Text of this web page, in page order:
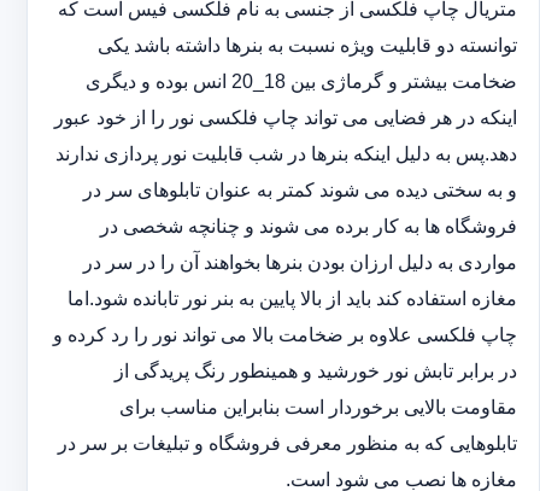
متریال چاپ فلکسی از جنسی به نام فلکسی فیس است که
توانسته دو قابلیت ویژه نسبت به بنرها داشته باشد یکی
ضخامت بیشتر و گرماژی بین 18_20 انس بوده و دیگری
اینکه در هر فضایی می تواند چاپ فلکسی نور را از خود عبور
دهد.پس به دلیل اینکه بنرها در شب قابلیت نور پردازی ندارند
و به سختی دیده می شوند کمتر به عنوان تابلوهای سر در
فروشگاه ها به کار برده می شوند و چنانچه شخصی در
مواردی به دلیل ارزان بودن بنرها بخواهند آن را در سر در
مغازه استفاده کند باید از بالا پایین به بنر نور تابانده شود.اما
چاپ فلکسی علاوه بر ضخامت بالا می تواند نور را رد کرده و
در برابر تابش نور خورشید و همینطور رنگ پریدگی از
مقاومت بالایی برخوردار است بنابراین مناسب برای
تابلوهایی که به منظور معرفی فروشگاه و تبلیغات بر سر در
مغازه ها نصب می شود است.